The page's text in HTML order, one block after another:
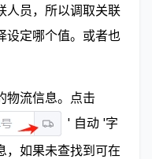
人员，所以调取关联
设定哪个值。或者也
物流信息。点击
' 自动 '字
，如果未查找到可在